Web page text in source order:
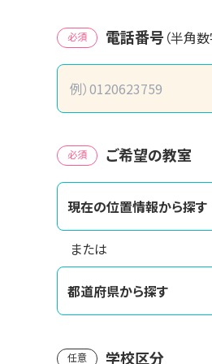
必須 電話番号 （半角
必須 ご希望の教室
現在の位置情報から探す
または
都道府県から探す
任意 学校区分